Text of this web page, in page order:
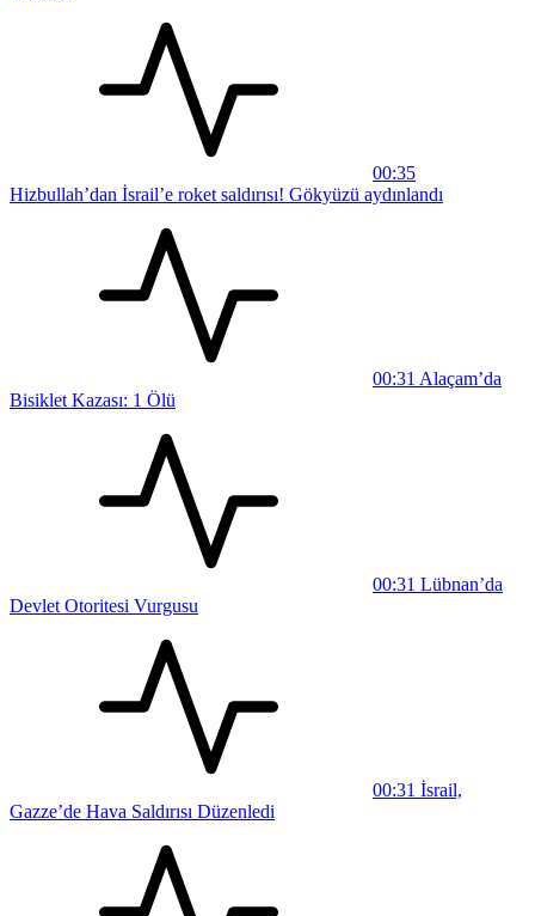
00:35
Hizbullah’dan İsrail’e roket saldırısı! Gökyüzü aydınlandı
00:31 Alaçam’da
Bisiklet Kazası: 1 Ölü
00:31 Lübnan’da
Devlet Otoritesi Vurgusu
00:31 İsrail,
Gazze’de Hava Saldırısı Düzenledi